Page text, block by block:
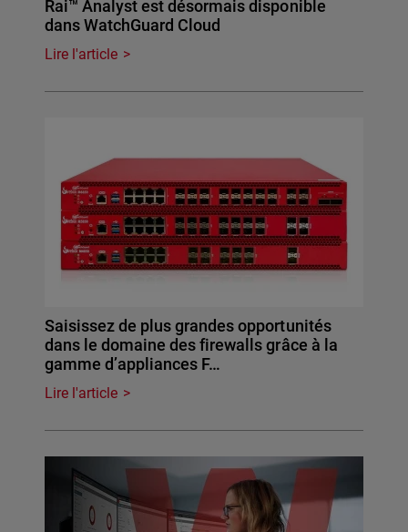
Rai™ Analyst est désormais disponible
dans WatchGuard Cloud
Lire l'article
Saisissez de plus grandes opportunités
dans le domaine des firewalls grâce à la
gamme d’appliances F…
Lire l'article